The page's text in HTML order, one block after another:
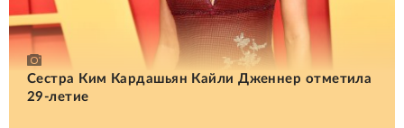
Сестра Ким Кардашьян Кайли Дженнер отметила
29-летие